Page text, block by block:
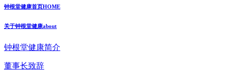
钟根堂健康首页HOME
关于钟根堂健康about
钟根堂健康简介
董事长致辞